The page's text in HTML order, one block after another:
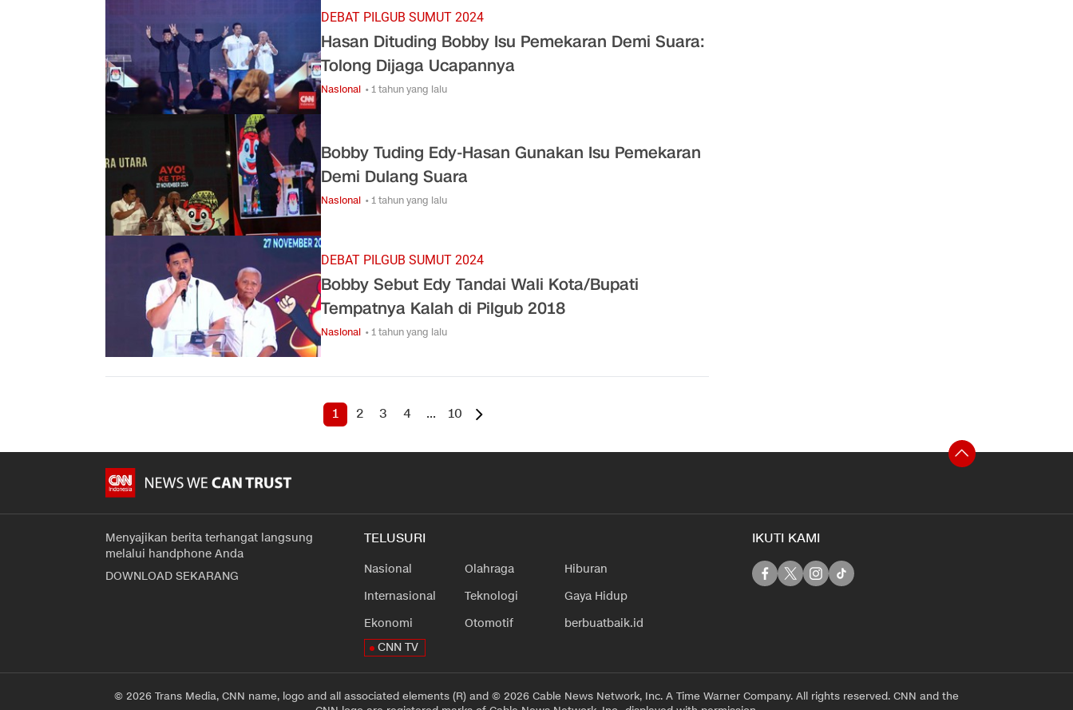
DEBAT PILGUB SUMUT 2024
Hasan Dituding Bobby Isu Pemekaran Demi Suara:
Tolong Dijaga Ucapannya
Nasional • 1 tahun yang lalu
Bobby Tuding Edy-Hasan Gunakan Isu Pemekaran
Demi Dulang Suara
Nasional • 1 tahun yang lalu
DEBAT PILGUB SUMUT 2024
Bobby Sebut Edy Tandai Wali Kota/Bupati
Tempatnya Kalah di Pilgub 2018
Nasional • 1 tahun yang lalu
1 2 3 4 ... 10
Menyajikan berita terhangat langsung
melalui handphone Anda
DOWNLOAD SEKARANG
TELUSURI
Nasional
Internasional
Ekonomi
Olahraga
Teknologi
Otomotif
Hiburan
Gaya Hidup
berbuatbaik.id
CNN TV
IKUTI KAMI
© 2026 Trans Media, CNN name, logo and all associated elements (R) and © 2026 Cable News Network, Inc. A Time Warner Company. All rights reserved. CNN and the